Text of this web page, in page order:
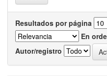
Resultados por página
En
Autor/registro